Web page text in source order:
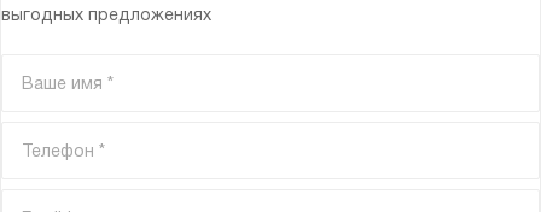
выгодных предложениях